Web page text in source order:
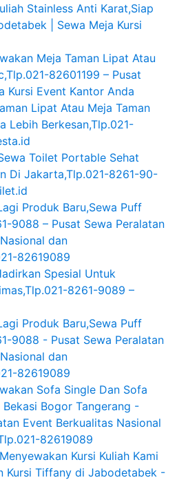
Stainless Anti Karat,Siap
| Sewa Meja Kursi
Meja Taman Lipat Atau
82601199 – Pusat
Kursi Event Kantor Anda
Lipat Atau Meja Taman
Lebih Berkesan,Tlp.021-
Toilet Portable Sehat
Di Jakarta,Tlp.021-8261-90-
Produk Baru,Sewa Puff
9088 – Pusat Sewa Peralatan
dan
82619089
Spesial Untuk
8261-9089 –
Produk Baru,Sewa Puff
9088 - Pusat Sewa Peralatan
dan
82619089
Sofa Single Dan Sofa
Bogor Tangerang -
Event Berkualitas Nasional
82619089
Kursi Kuliah Kami
Kursi Tiffany di Jabodetabek -